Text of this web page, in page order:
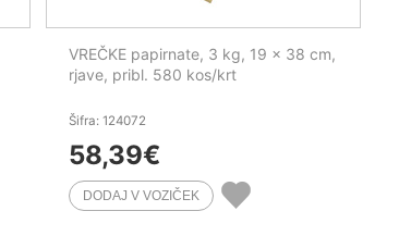
VREČKE papirnate, 3 kg, 19 x 38 cm,
rjave, pribl. 580 kos/krt
Šifra: 124072
58,39€